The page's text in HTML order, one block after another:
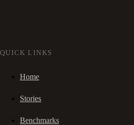
QUICK LINKS
Home
Stories
Benchmarks